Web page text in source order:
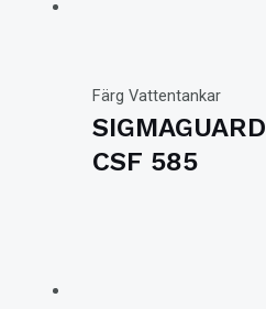
Färg Vattentankar
SIGMAGUARD
CSF 585